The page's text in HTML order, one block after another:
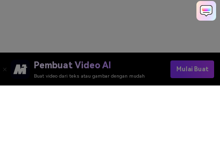
Pembuat Video AI
Buat video dari teks atau gambar dengan mudah
Mulai Buat